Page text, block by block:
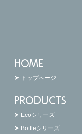
トップページ
Ecoシリーズ
Bottleシリーズ